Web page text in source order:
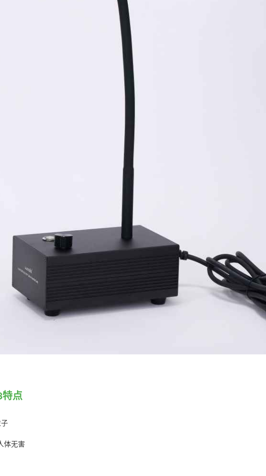
点
体无害